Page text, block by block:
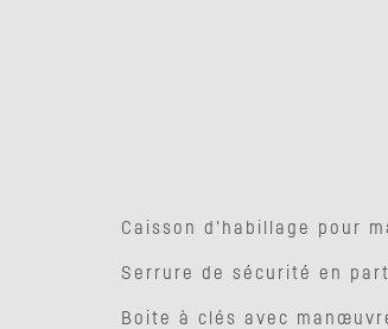
Caisson d'habillage pour
Serrure de sécurité en
Boite à clés avec